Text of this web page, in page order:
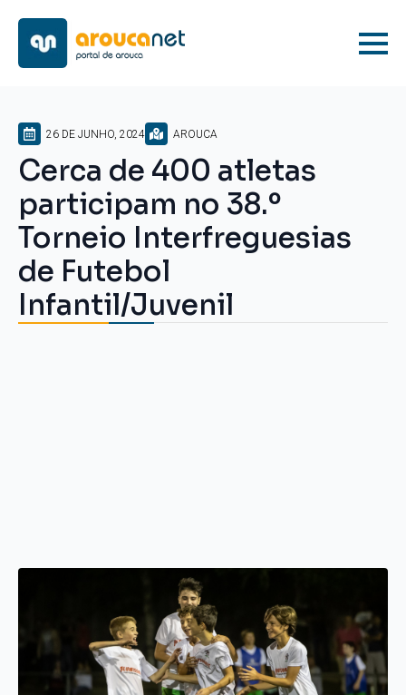
26 DE JUNHO, 2024 AROUCA
Cerca de 400 atletas
participam no 38.º
Torneio Interfreguesias
de Futebol
Infantil/Juvenil